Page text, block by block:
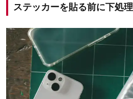
ステッカーを貼る前に下処理